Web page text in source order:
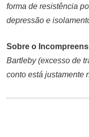
forma de resistência
depressão e
Sobre o
Bartleby (excesso de
conto está justamente